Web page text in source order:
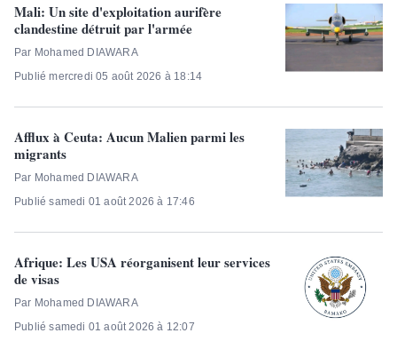
Mali: Un site d'exploitation aurifère
clandestine détruit par l'armée
Par Mohamed DIAWARA
Publié mercredi 05 août 2026 à 18:14
Afflux à Ceuta: Aucun Malien parmi les
migrants
Par Mohamed DIAWARA
Publié samedi 01 août 2026 à 17:46
Afrique: Les USA réorganisent leur services
de visas
Par Mohamed DIAWARA
Publié samedi 01 août 2026 à 12:07